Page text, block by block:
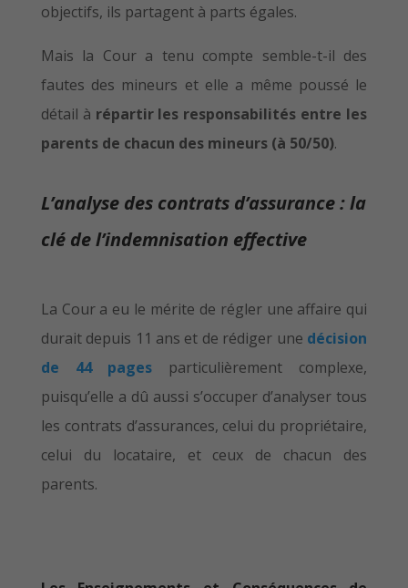
objectifs, ils partagent à parts égales.
Mais la Cour a tenu compte semble-t-il des
fautes des mineurs et elle a même poussé le
détail à répartir les responsabilités entre les
parents de chacun des mineurs (à 50/50).
L’analyse des contrats d’assurance : la
clé de l’indemnisation effective
La Cour a eu le mérite de régler une affaire qui
durait depuis 11 ans et de rédiger une décision
de 44 pages particulièrement complexe,
puisqu’elle a dû aussi s’occuper d’analyser tous
les contrats d’assurances, celui du propriétaire,
celui du locataire, et ceux de chacun des
parents.